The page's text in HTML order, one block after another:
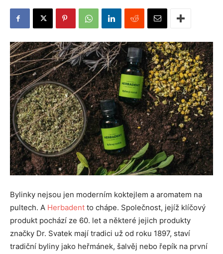
Bylinky nejsou jen moderním koktejlem a aromatem na
pultech. A Herbadent to chápe. Společnost, jejíž klíčový
produkt pochází ze 60. let a některé jejich produkty
značky Dr. Svatek mají tradici už od roku 1897, staví
tradiční byliny jako heřmánek, šalvěj nebo řepík na první